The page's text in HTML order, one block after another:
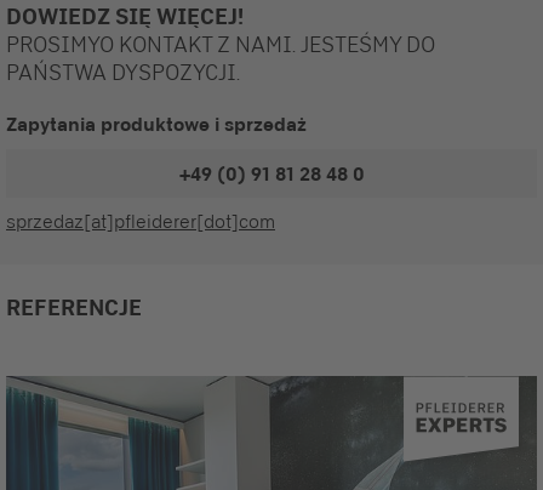
DOWIEDZ SIĘ WIĘCEJ!
PROSIMYO KONTAKT Z NAMI. JESTEŚMY DO
PAŃSTWA DYSPOZYCJI.
Zapytania produktowe i sprzedaż
+49 (0) 91 81 28 48 0
sprzedaz[at]pfleiderer[dot]com
REFERENCJE